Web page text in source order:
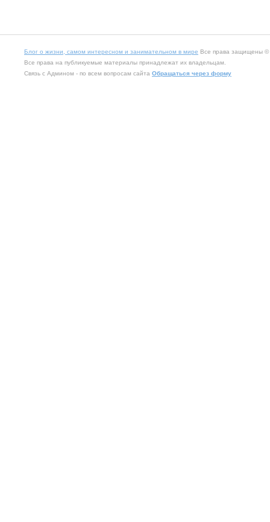
Блог о жизни, самом интересном и занимательном в мире Все права защищены ©
Все права на публикуемые материалы принадлежат их владельцам.
Связь с Админом - по всем вопросам сайта Обращаться через форму